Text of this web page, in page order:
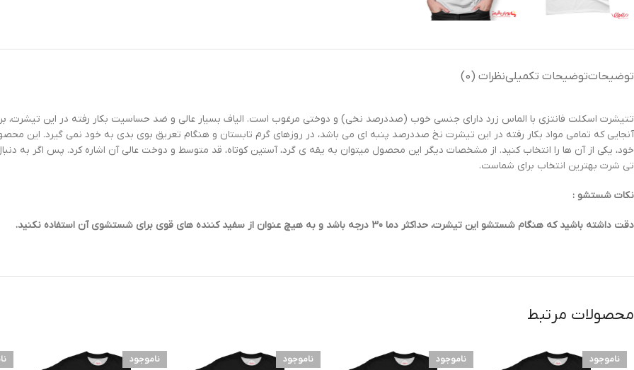
توضیحاتتوضیحات تکمیلینظرات (0)
تتیشرت اسکلت فانتزی با الماس زرد دارای جنسی خوب (صددرصد نخی) و دوختی مرغوب است. الیاف بسیار عالی و ضد حساسیت بکار رفته در این تیشرت،
آنجایی که تمامی مواد بکار رفته در این تیشرت نخ صددرصد پنبه ای می باشد، در روزهای گرم تابستان و هنگام تعریق بوی بدی به خود نمی گیرد. این
خود، یکی از آن ها را انتخاب کنید. از مشخصات دیگر این محصول میتوان به یقه ی گرد، آستین کوتاه، قد متوسط و دوخت عالی آن اشاره کرد. پس اگر به
تی شرت بهترین انتخاب برای شماست.
نکات شستشو :
دقت داشته باشید که هنگام شستشو این تیشرت، حداکثر دما 30 درجه باشد و به هیچ عنوان از سفید کننده های قوی برای شستشوی آن استفاده نکنید.
محصولات مرتبط
ناموجود
ناموجود
ناموجود
ناموجود